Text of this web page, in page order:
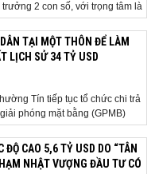
2 con số, với trọng tâm là
thiện mô hình chính quyền
nhà ở xã hội và xử lý các
TẠI MỘT THÔN ĐỂ LÀM
LỊCH SỬ 34 TỶ USD
Tín tiếp tục tổ chức chi trả
phóng mặt bằng (GPMB)
nhân thuộc diện thu hồi đất để
thể thao Quốc tế Hà Nội trên
Trong...
ĐỘ CAO 5,6 TỶ USD DO “TÂN
NHẬT VƯỢNG ĐẦU TƯ CÓ